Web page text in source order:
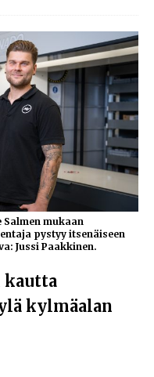
mukaan
pystyy itsenäiseen
Jussi Paakkinen.
kautta
kylmäalan